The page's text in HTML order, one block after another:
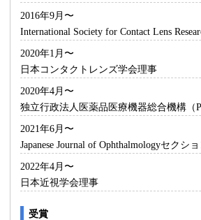
2016年9月〜
International Society for Contact Lens
2020年1月〜
日本コンタクトレンズ学会理事
2020年4月〜
独立行政法人医薬品医療機器総合機構（
2021年6月〜
Japanese Journal of Ophthalmologyセクシ
2022年4月〜
日本近視学会理事
受賞